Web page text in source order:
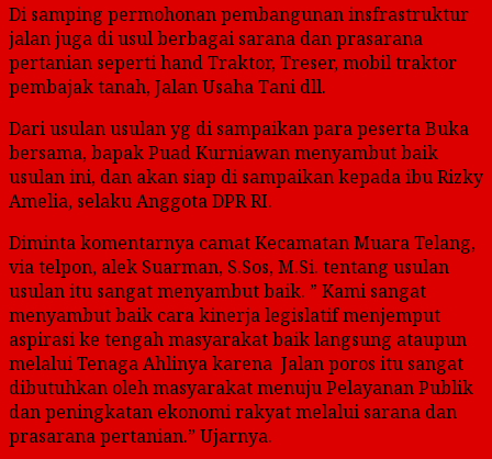
Di samping permohonan pembangunan insfrastruktur
jalan juga di usul berbagai sarana dan prasarana
pertanian seperti hand Traktor, Treser, mobil traktor
pembajak tanah, Jalan Usaha Tani dll.
Dari usulan usulan yg di sampaikan para peserta Buka
bersama, bapak Puad Kurniawan menyambut baik
usulan ini, dan akan siap di sampaikan kepada ibu Rizky
Amelia, selaku Anggota DPR RI.
Diminta komentarnya camat Kecamatan Muara Telang,
via telpon, alek Suarman, S.Sos, M.Si. tentang usulan
usulan itu sangat menyambut baik. ” Kami sangat
menyambut baik cara kinerja legislatif menjemput
aspirasi ke tengah masyarakat baik langsung ataupun
melalui Tenaga Ahlinya karena Jalan poros itu sangat
dibutuhkan oleh masyarakat menuju Pelayanan Publik
dan peningkatan ekonomi rakyat melalui sarana dan
prasarana pertanian.” Ujarnya.